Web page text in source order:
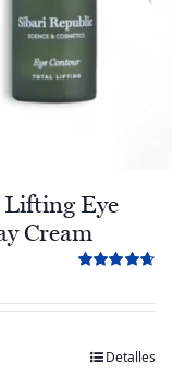
Lifting Eye
Cream
Detalles